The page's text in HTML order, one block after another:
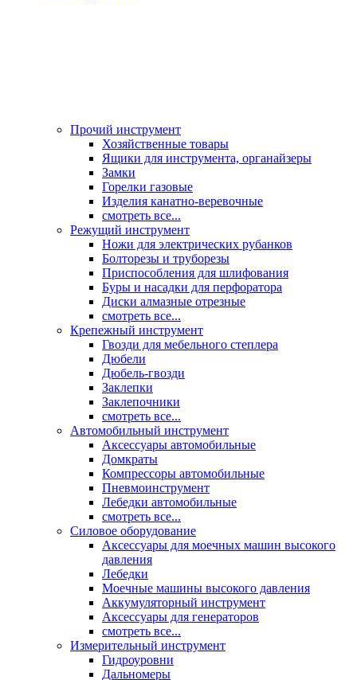
Прочий инструмент
Хозяйственные товары
Ящики для инструмента, органайзеры
Замки
Горелки газовые
Изделия канатно-веревочные
смотреть все...
Режущий инструмент
Ножи для электрических рубанков
Болторезы и труборезы
Приспособления для шлифования
Буры и насадки для перфоратора
Диски алмазные отрезные
смотреть все...
Крепежный инструмент
Гвозди для мебельного степлера
Дюбели
Дюбель-гвозди
Заклепки
Заклепочники
смотреть все...
Автомобильный инструмент
Аксессуары автомобильные
Домкраты
Компрессоры автомобильные
Пневмоинструмент
Лебедки автомобильные
смотреть все...
Силовое оборудование
Аксессуары для моечных машин высокого
давления
Лебедки
Моечные машины высокого давления
Аккумуляторный инструмент
Аксессуары для генераторов
смотреть все...
Измерительный инструмент
Гидроуровни
Дальномеры